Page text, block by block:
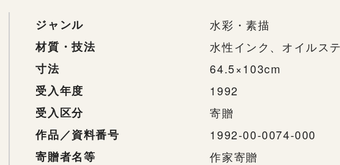
ジャンル
水彩・素描
材質・技法
水性インク、オイルス
寸法
64.5×103cm
受入年度
1992
受入区分
寄贈
作品／資料番号
1992-00-0074-000
寄贈者名等
作家寄贈